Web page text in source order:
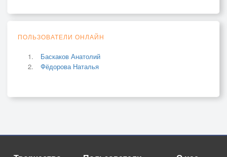
ПОЛЬЗОВАТЕЛИ ОНЛАЙН
Баскаков Анатолий
Фёдорова Наталья